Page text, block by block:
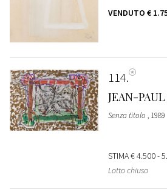
VENDUTO €
114
JEAN-
Senza titolo , 1989
STIMA€ 4.500 -
Lotto chiuso